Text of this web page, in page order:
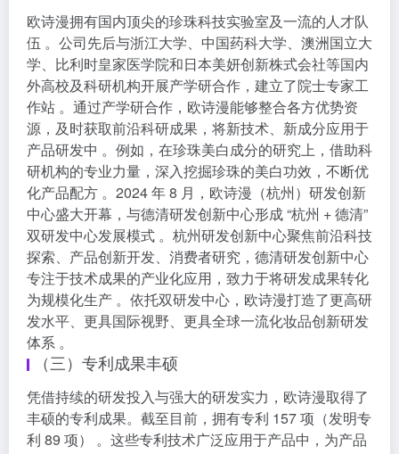
欧诗漫拥有国内顶尖的珍珠科技实验室及一流的人才队
伍 。公司先后与浙江大学、中国药科大学、澳洲国立大
学、比利时皇家医学院和日本美妍创新株式会社等国内
外高校及科研机构开展产学研合作，建立了院士专家工
作站 。通过产学研合作，欧诗漫能够整合各方优势资
源，及时获取前沿科研成果，将新技术、新成分应用于
产品研发中 。例如，在珍珠美白成分的研究上，借助科
研机构的专业力量，深入挖掘珍珠的美白功效，不断优
化产品配方 。2024 年 8 月，欧诗漫（杭州）研发创新
中心盛大开幕，与德清研发创新中心形成 “杭州 + 德清”
双研发中心发展模式 。杭州研发创新中心聚焦前沿科技
探索、产品创新开发、消费者研究，德清研发创新中心
专注于技术成果的产业化应用，致力于将研发成果转化
为规模化生产 。依托双研发中心，欧诗漫打造了更高研
发水平、更具国际视野、更具全球一流化妆品创新研发
体系 。
（三）专利成果丰硕
凭借持续的研发投入与强大的研发实力，欧诗漫取得了
丰硕的专利成果。截至目前，拥有专利 157 项（发明专
利 89 项） 。这些专利技术广泛应用于产品中，为产品